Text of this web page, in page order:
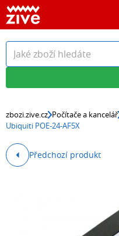
zbozi.zive.cz Počítače a kancelář
Ubiquiti POE-24-AF5X
Předchozí produkt